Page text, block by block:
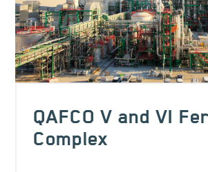
QAFCO V and VI
Complex